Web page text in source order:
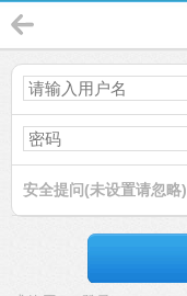
安全提问(未设置请忽略)